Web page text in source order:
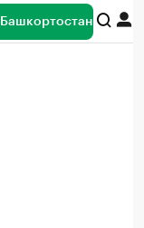
Башкортостан